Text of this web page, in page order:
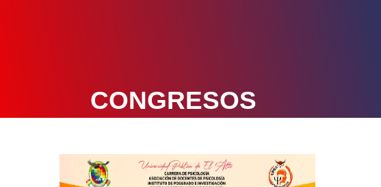
CONGRESOS